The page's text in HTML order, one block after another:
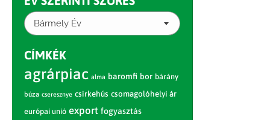
Bármely Év
CÍMKÉK
agrárpiac alma baromfi bor bárány
búza cseresznye csirkehús csomagolóhelyi ár
európai unió export fogyasztás